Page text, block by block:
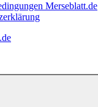
Merseblatt.de